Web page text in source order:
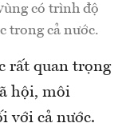
có trình độ
trong cả nước.
rất quan trọng
hội, môi
với cả nước.